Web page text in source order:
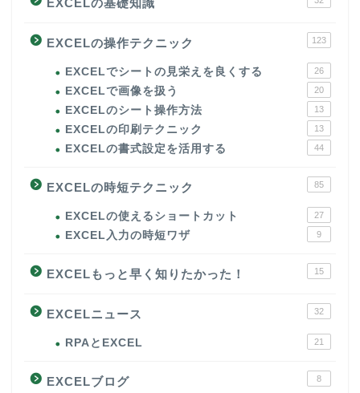
EXCELの基礎知識
EXCELの操作テクニック 123
EXCELでシートの見栄えを良くする 26
EXCELで画像を扱う 20
EXCELのシート操作方法 13
EXCELの印刷テクニック 13
EXCELの書式設定を活用する 44
EXCELの時短テクニック 85
EXCELの使えるショートカット 27
EXCEL入力の時短ワザ 9
EXCELもっと早く知りたかった！ 15
EXCELニュース 32
RPAとEXCEL 21
EXCELブログ 8